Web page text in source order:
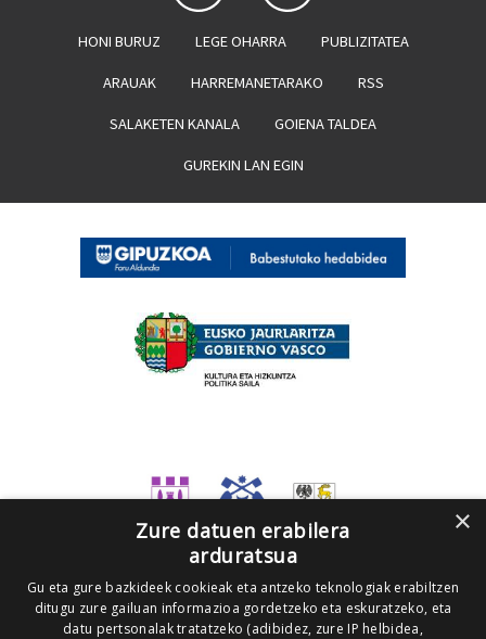
HONI BURUZ LEGE OHARRA PUBLIZITATEA
ARAUAK HARREMANETARAKO RSS
SALAKETEN KANALA GOIENA TALDEA
GUREKIN LAN EGIN
×
Zure datuen erabilera
arduratsua
Gu eta gure bazkideek cookieak eta antzeko teknologiak erabiltzen
ditugu zure gailuan informazioa gordetzeko eta eskuratzeko, eta
datu pertsonalak tratatzeko (adibidez, zure IP helbidea,